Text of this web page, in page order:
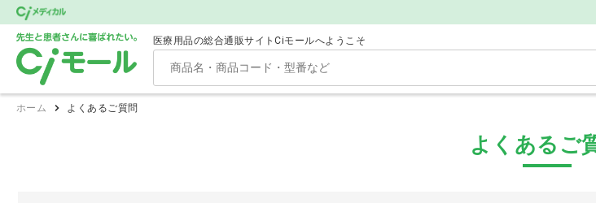
医療用品の総合通販サイトCiモールへようこそ
ホーム よくあるご質問
よくあるご